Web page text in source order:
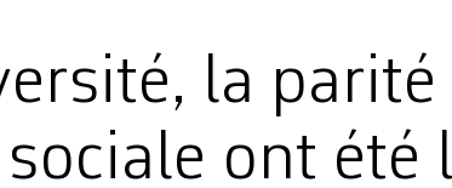
la parité
ont été